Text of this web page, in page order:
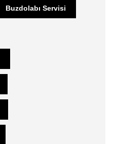
Buzdolabı Servisi